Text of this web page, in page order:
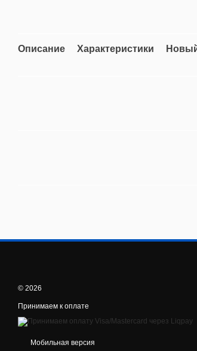
Описание Характеристики
© 2026
Принимаем к оплате
Мобильная версия